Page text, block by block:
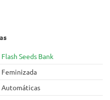
Flash Seeds Bank
Feminizada
Automáticas